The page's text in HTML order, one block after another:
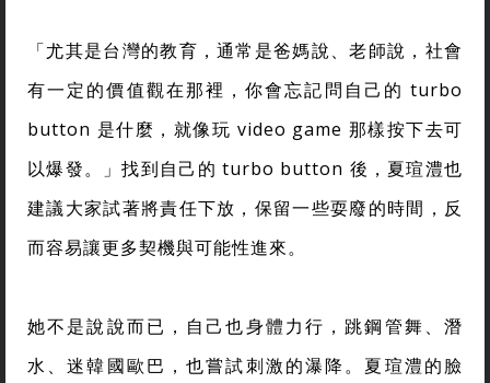
「尤其是台灣的教育，通常是爸媽說、老師說，社會
有一定的價值觀在那裡，你會忘記問自己的 turbo
button 是什麼，就像玩 video game 那樣按下去可
以爆發。」找到自己的 turbo button 後，夏瑄澧也
建議大家試著將責任下放，保留一些耍廢的時間，反
而容易讓更多契機與可能性進來。
她不是說說而已，自己也身體力行，跳鋼管舞、潛
水、迷韓國歐巴，也嘗試刺激的瀑降。夏瑄澧的臉